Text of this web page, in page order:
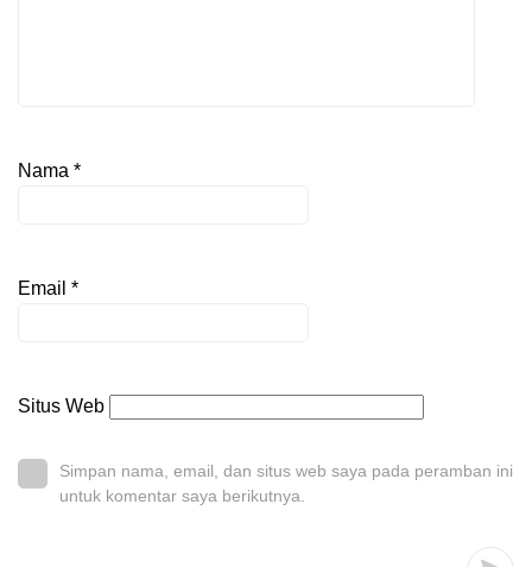
Nama *
Email *
Situs Web
Simpan nama, email, dan situs web saya pada peramban ini
untuk komentar saya berikutnya.